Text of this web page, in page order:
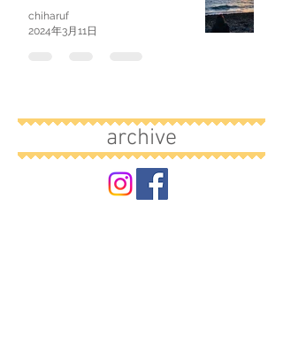
chiharuf
2024年3月11日
archive